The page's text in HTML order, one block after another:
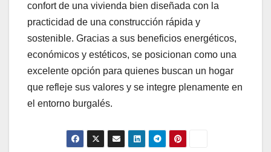
confort de una vivienda bien diseñada con la
practicidad de una construcción rápida y
sostenible. Gracias a sus beneficios energéticos,
económicos y estéticos, se posicionan como una
excelente opción para quienes buscan un hogar
que refleje sus valores y se integre plenamente en
el entorno burgalés.